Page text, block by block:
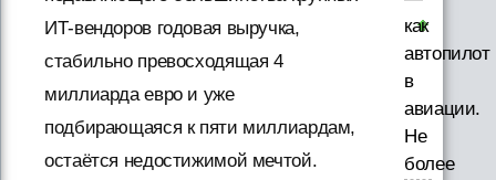
ИТ-вендоров годовая выручка,
стабильно превосходящая 4
миллиарда евро и уже
подбирающаяся к пяти миллиардам,
остаётся недостижимой мечтой.
как
автопилот
в
авиации.
Не
более